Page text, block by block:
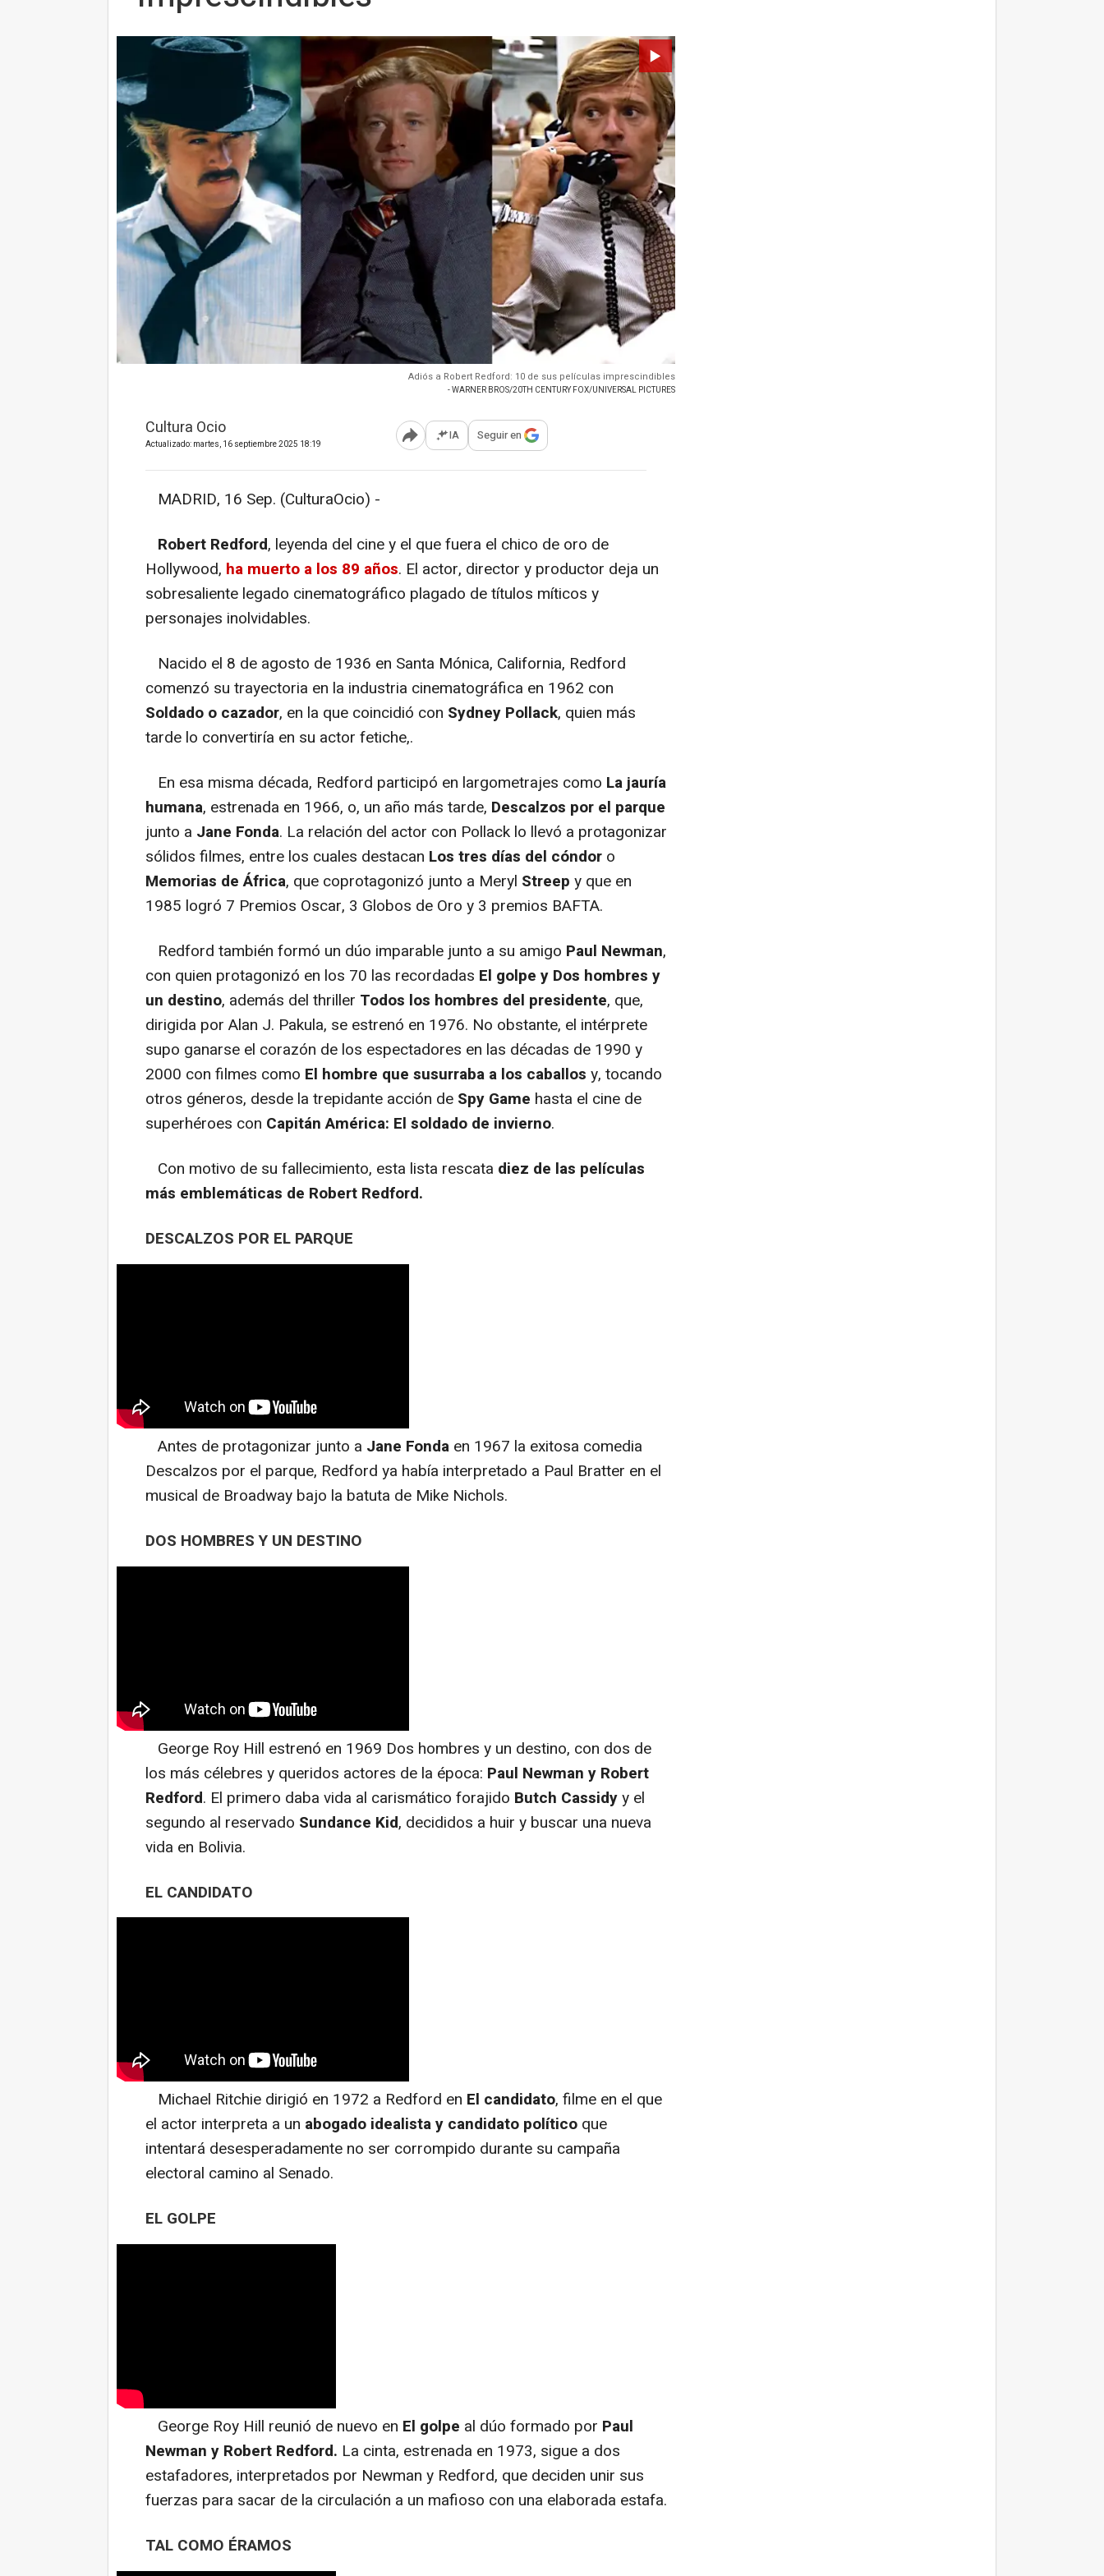
Adiós a Robert Redford: 10 de sus películas imprescindibles
- WARNER BROS/20TH CENTURY FOX/UNIVERSAL PICTURES
Cultura Ocio
Actualizado: martes, 16 septiembre 2025 18:19 Abrir opciones para compartir
IA Seguir en
MADRID, 16 Sep. (CulturaOcio) -
Robert Redford, leyenda del cine y el que fuera el chico de oro de
Hollywood, ha muerto a los 89 años. El actor, director y productor deja un
sobresaliente legado cinematográfico plagado de títulos míticos y
personajes inolvidables.
Nacido el 8 de agosto de 1936 en Santa Mónica, California, Redford
comenzó su trayectoria en la industria cinematográfica en 1962 con
Soldado o cazador, en la que coincidió con Sydney Pollack, quien más
tarde lo convertiría en su actor fetiche,.
En esa misma década, Redford participó en largometrajes como La jauría
humana, estrenada en 1966, o, un año más tarde, Descalzos por el parque
junto a Jane Fonda. La relación del actor con Pollack lo llevó a protagonizar
sólidos filmes, entre los cuales destacan Los tres días del cóndor o
Memorias de África, que coprotagonizó junto a Meryl Streep y que en
1985 logró 7 Premios Oscar, 3 Globos de Oro y 3 premios BAFTA.
Redford también formó un dúo imparable junto a su amigo Paul Newman,
con quien protagonizó en los 70 las recordadas El golpe y Dos hombres y
un destino, además del thriller Todos los hombres del presidente, que,
dirigida por Alan J. Pakula, se estrenó en 1976. No obstante, el intérprete
supo ganarse el corazón de los espectadores en las décadas de 1990 y
2000 con filmes como El hombre que susurraba a los caballos y, tocando
otros géneros, desde la trepidante acción de Spy Game hasta el cine de
superhéroes con Capitán América: El soldado de invierno.
Con motivo de su fallecimiento, esta lista rescata diez de las películas
más emblemáticas de Robert Redford.
DESCALZOS POR EL PARQUE
Antes de protagonizar junto a Jane Fonda en 1967 la exitosa comedia
Descalzos por el parque, Redford ya había interpretado a Paul Bratter en el
musical de Broadway bajo la batuta de Mike Nichols.
DOS HOMBRES Y UN DESTINO
George Roy Hill estrenó en 1969 Dos hombres y un destino, con dos de
los más célebres y queridos actores de la época: Paul Newman y Robert
Redford. El primero daba vida al carismático forajido Butch Cassidyy el
segundo al reservado Sundance Kid, decididos a huir y buscar una nueva
vida en Bolivia.
EL CANDIDATO
Michael Ritchie dirigió en 1972 a Redford en El candidato, filme en el que
el actor interpreta a un abogado idealista y candidato político que
intentará desesperadamente no ser corrompido durante su campaña
electoral camino al Senado.
EL GOLPE
George Roy Hill reunió de nuevo en El golpe al dúo formado por Paul
Newman y Robert Redford. La cinta, estrenada en 1973, sigue a dos
estafadores, interpretados por Newman y Redford, que deciden unir sus
fuerzas para sacar de la circulación a un mafioso con una elaborada estafa.
TAL COMO ÉRAMOS